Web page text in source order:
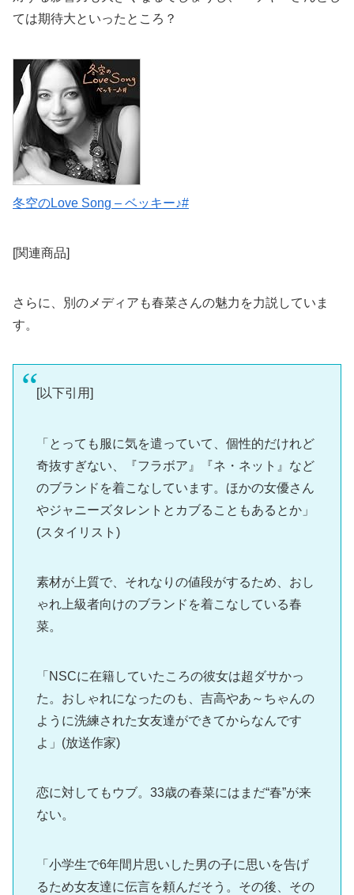
ては期待大といったところ？
冬空のLove Song – ベッキー♪#
[関連商品]
さらに、別のメディアも春菜さんの魅力を力説していま
す。
[以下引用]
「とっても服に気を遣っていて、個性的だけれど
奇抜すぎない、『フラボア』『ネ・ネット』など
のブランドを着こなしています。ほかの女優さん
やジャニーズタレントとカブることもあるとか」
(スタイリスト)
素材が上質で、それなりの値段がするため、おし
ゃれ上級者向けのブランドを着こなしている春
菜。
「NSCに在籍していたころの彼女は超ダサかっ
た。おしゃれになったのも、吉高やあ～ちゃんの
ように洗練された女友達ができてからなんです
よ」(放送作家)
恋に対してもウブ。33歳の春菜にはまだ“春”が来
ない。
「小学生で6年間片思いした男の子に思いを告げ
るため女友達に伝言を頼んだそう。その後、その